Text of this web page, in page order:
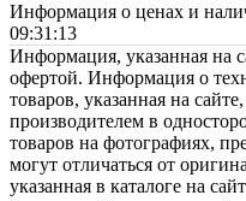
Информация о ценах и
09:31:13
Информация, указанная на
офертой. Информация о
товаров, указанная на
производителем в
товаров на фотографиях,
могут отличаться от
указанная в каталоге на